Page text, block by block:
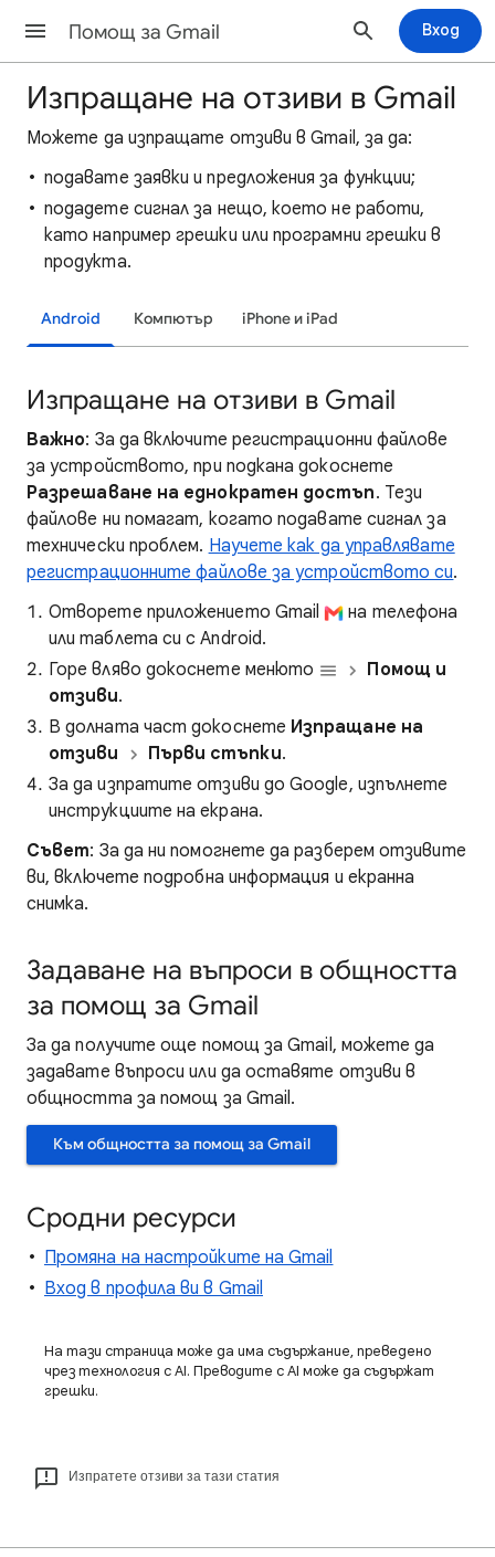
Помощ за Gmail Вход
Изпращане на отзиви в Gmail
Можете да изпращате отзиви в Gmail, за да:
подавате заявки и предложения за функции;
подадете сигнал за нещо, което не работи,
като например грешки или програмни грешки в
продукта.
Android Компютър iPhone и iPad
Изпращане на отзиви в Gmail
Важно: За да включите регистрационни файлове
за устройството, при подкана докоснете
Разрешаване на еднократен достъп. Тези
файлове ни помагат, когато подавате сигнал за
технически проблем. Научете как да управлявате
регистрационните файлове за устройството си.
Отворете приложението Gmail
на телефона
или таблета си с Android.
Горе вляво докоснете менюто
Помощ и
отзиви.
В долната част докоснете Изпращане на
отзиви
Първи стъпки.
За да изпратите отзиви до Google, изпълнете
инструкциите на екрана.
Съвет: За да ни помогнете да разберем отзивите
ви, включете подробна информация и екранна
снимка.
Задаване на въпроси в общността
за помощ за Gmail
За да получите още помощ за Gmail, можете да
задавате въпроси или да оставяте отзиви в
общността за помощ за Gmail.
Към общността за помощ за Gmail
Сродни ресурси
Промяна на настройките на Gmail
Вход в профила ви в Gmail
На тази страница може да има съдържание, преведено
чрез технология с AI. Преводите с AI може да съдържат
грешки.
Изпратете отзиви за тази статия